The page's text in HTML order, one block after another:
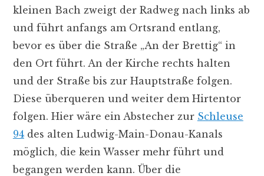
kleinen Bach zweigt der Radweg nach links ab
und führt anfangs am Ortsrand entlang,
bevor es über die Straße „An der Brettig“ in
den Ort führt. An der Kirche rechts halten
und der Straße bis zur Hauptstraße folgen.
Diese überqueren und weiter dem Hirtentor
folgen. Hier wäre ein Abstecher zur Schleuse
94des alten Ludwig-Main-Donau-Kanals
möglich, die kein Wasser mehr führt und
begangen werden kann. Über die